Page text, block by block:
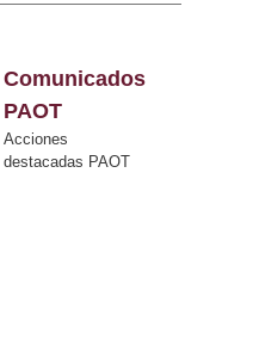
Comunicados
PAOT
Acciones
destacadas PAOT